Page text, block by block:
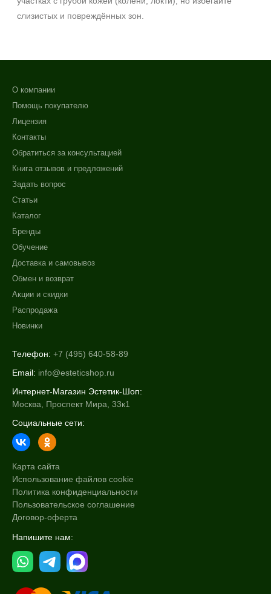
слизистых и повреждённых зон.
О компании
Помощь покупателю
Лицензия
Контакты
Обратиться за консультацией
Книга отзывов и предложений
Задать вопрос
Статьи
Каталог
Бренды
Обучение
Доставка и самовывоз
Обмен и возврат
Акции и скидки
Распродажа
Новинки
Телефон: +7 (495) 640-58-89
Email: info@esteticshop.ru
Интернет-Магазин Эстетик-Шоп:
Москва, Проспект Мира, 33к1
Социальные сети:
Карта сайта
Использование файлов cookie
Политика конфиденциальности
Пользовательское соглашение
Договор-оферта
Напишите нам: